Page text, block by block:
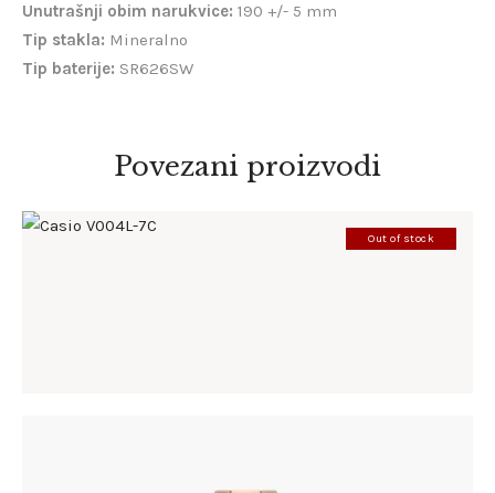
Unutrašnji obim narukvice: 190 +/- 5 mm
Tip stakla: Mineralno
Tip baterije: SR626SW
Povezani proizvodi
Out of stock